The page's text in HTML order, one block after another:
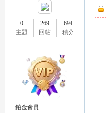
0
主題
269
回帖
694
積分
鉑金會員